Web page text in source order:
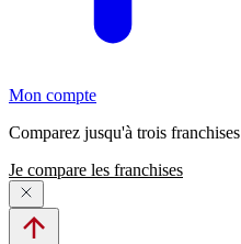
Mon compte
Comparez jusqu'à trois franchises
Je compare les franchises